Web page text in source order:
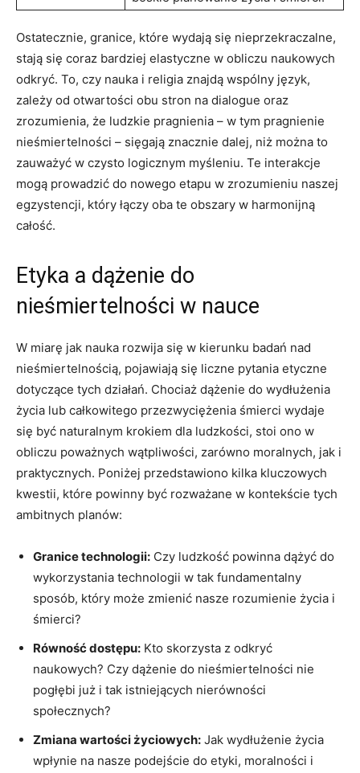
Ostatecznie, granice, które wydają się nieprzekraczalne,
stają się coraz bardziej elastyczne w obliczu naukowych
odkryć. To, czy nauka i religia znajdą wspólny język,
zależy od otwartości obu stron na dialogue oraz
zrozumienia, że ludzkie pragnienia – w tym pragnienie
nieśmiertelności – sięgają znacznie dalej, niż można to
zauważyć w czysto logicznym myśleniu. Te interakcje
mogą prowadzić do nowego etapu w zrozumieniu naszej
egzystencji, który łączy oba te obszary w harmonijną
całość.
Etyka a dążenie do
nieśmiertelności w nauce
W miarę jak nauka rozwija się w kierunku badań nad
nieśmiertelnością, pojawiają się liczne pytania etyczne
dotyczące tych działań. Chociaż dążenie do wydłużenia
życia lub całkowitego przezwyciężenia śmierci wydaje
się być naturalnym krokiem dla ludzkości, stoi ono w
obliczu poważnych wątpliwości, zarówno moralnych, jak i
praktycznych. Poniżej przedstawiono kilka kluczowych
kwestii, które powinny być rozważane w kontekście tych
ambitnych planów:
Granice technologii: Czy ludzkość powinna dążyć do
wykorzystania technologii w tak fundamentalny
sposób, który może zmienić nasze rozumienie życia i
śmierci?
Równość dostępu: Kto skorzysta z odkryć
naukowych? Czy dążenie do nieśmiertelności nie
pogłębi już i tak istniejących nierówności
społecznych?
Zmiana wartości życiowych: Jak wydłużenie życia
wpłynie na nasze podejście do etyki, moralności i